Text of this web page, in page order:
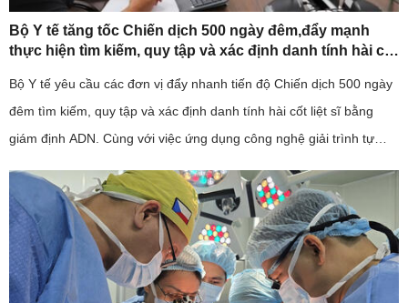
Bộ Y tế tăng tốc Chiến dịch 500 ngày đêm,đẩy mạnh
thực hiện tìm kiếm, quy tập và xác định danh tính hài cốt
Bộ Y tế yêu cầu các đơn vị đẩy nhanh tiến độ Chiến dịch 500 ngày
đêm tìm kiếm, quy tập và xác định danh tính hài cốt liệt sĩ bằng
giám định ADN. Cùng với việc ứng dụng công nghệ giải trình tự